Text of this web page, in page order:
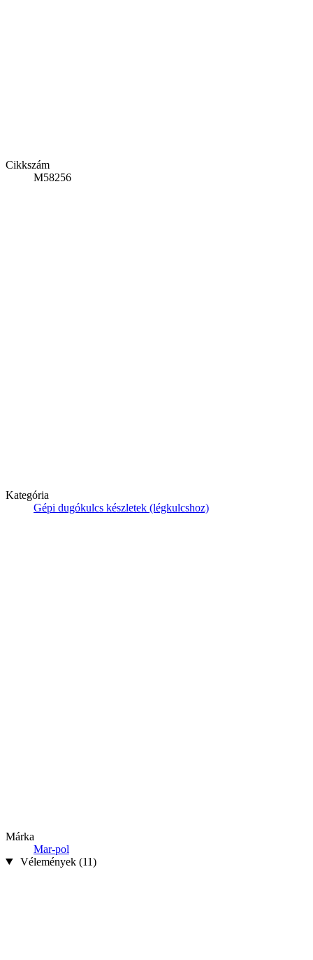
Cikkszám
M58256
Kategória
Gépi dugókulcs készletek (légkulcshoz)
Márka
Mar-pol
Vélemények (11)